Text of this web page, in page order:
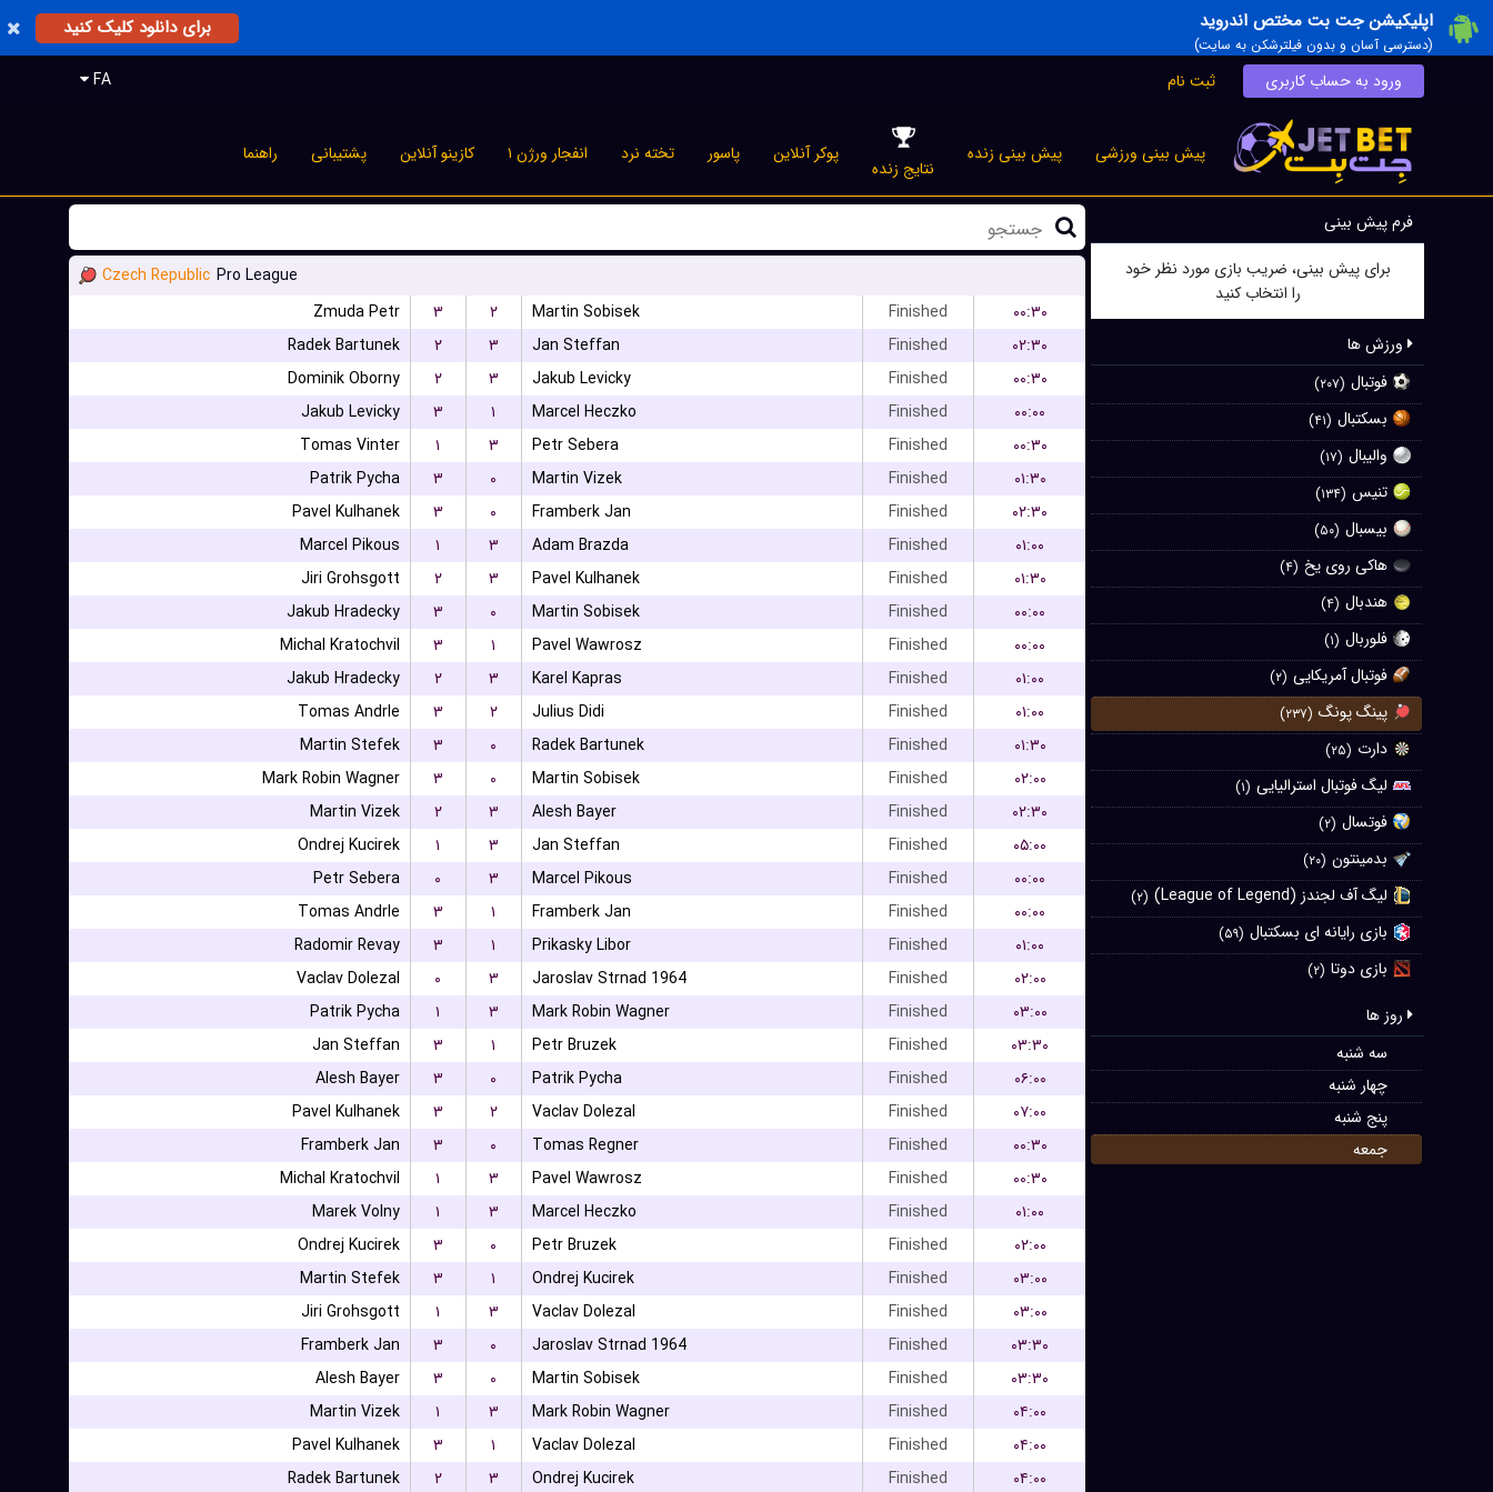
اپلیکیشن جت بت مختص اندروید
(دسترسی آسان و بدون فیلترشکن به سایت)
برای دانلود کلیک کنید
FA ورود به حساب کاربری ثبت نام
پیش بینی ورزشی پیش بینی زنده
نتایج زنده
پوکر آنلاین پاسور تخته نرد انفجار ورژن ۱ کازینو آنلاین پشتیبانی راهنما
فرم پیش بینی
برای پیش بینی، ضریب بازی مورد نظر خود
را انتخاب کنید
ورزش ها
فوتبال (۲۰۷)
بسکتبال (۴۱)
والیبال (۱۷)
تنیس (۱۳۴)
بیسبال (۵۰)
هاکی روی یخ (۴)
هندبال (۴)
فلوربال (۱)
فوتبال آمریکایی (۲)
پینگ پونگ (۲۳۷)
دارت (۲۵)
لیگ فوتبال استرالیایی (۱)
فوتسال (۲)
بدمینتون (۲۰)
لیگ آف لجندز (League of Legend) (۲)
بازی رایانه ای بسکتبال (۵۹)
بازی دوتا (۲)
روز ها
سه شنبه
چهار شنبه
پنج شنبه
جمعه
Czech Republic Pro League
Zmuda Petr
۳ ۲ Martin Sobisek Finished
۰۰:۳۰
Radek Bartunek
۲ ۳ Jan Steffan Finished
۰۲:۳۰
Dominik Oborny
۲ ۳ Jakub Levicky Finished
۰۰:۳۰
Jakub Levicky
۳ ۱ Marcel Heczko Finished
۰۰:۰۰
Tomas Vinter
۱ ۳ Petr Sebera Finished
۰۰:۳۰
Patrik Pycha
۳ ۰ Martin Vizek Finished
۰۱:۳۰
Pavel Kulhanek
۳ ۰ Framberk Jan Finished
۰۲:۳۰
Marcel Pikous
۱ ۳ Adam Brazda Finished
۰۱:۰۰
Jiri Grohsgott
۲ ۳ Pavel Kulhanek Finished
۰۱:۳۰
Jakub Hradecky
۳ ۰ Martin Sobisek Finished
۰۰:۰۰
Michal Kratochvil
۳ ۱ Pavel Wawrosz Finished
۰۰:۰۰
Jakub Hradecky
۲ ۳ Karel Kapras Finished
۰۱:۰۰
Tomas Andrle
۳ ۲ Julius Didi Finished
۰۱:۰۰
Martin Stefek
۳ ۰ Radek Bartunek Finished
۰۱:۳۰
Mark Robin Wagner
۳ ۰ Martin Sobisek Finished
۰۲:۰۰
Martin Vizek
۲ ۳ Alesh Bayer Finished
۰۲:۳۰
Ondrej Kucirek
۱ ۳ Jan Steffan Finished
۰۵:۰۰
Petr Sebera
۰ ۳ Marcel Pikous Finished
۰۰:۰۰
Tomas Andrle
۳ ۱ Framberk Jan Finished
۰۰:۰۰
Radomir Revay
۳ ۱ Prikasky Libor Finished
۰۱:۰۰
Vaclav Dolezal
۰ ۳ Jaroslav Strnad 1964 Finished
۰۲:۰۰
Patrik Pycha
۱ ۳ Mark Robin Wagner Finished
۰۳:۰۰
Jan Steffan
۳ ۱ Petr Bruzek Finished
۰۳:۳۰
Alesh Bayer
۳ ۰ Patrik Pycha Finished
۰۶:۰۰
Pavel Kulhanek
۳ ۲ Vaclav Dolezal Finished
۰۷:۰۰
Framberk Jan
۳ ۰ Tomas Regner Finished
۰۰:۳۰
Michal Kratochvil
۱ ۳ Pavel Wawrosz Finished
۰۰:۳۰
Marek Volny
۱ ۳ Marcel Heczko Finished
۰۱:۰۰
Ondrej Kucirek
۳ ۰ Petr Bruzek Finished
۰۲:۰۰
Martin Stefek
۳ ۱ Ondrej Kucirek Finished
۰۳:۰۰
Jiri Grohsgott
۱ ۳ Vaclav Dolezal Finished
۰۳:۰۰
Framberk Jan
۳ ۰ Jaroslav Strnad 1964 Finished
۰۳:۳۰
Alesh Bayer
۳ ۰ Martin Sobisek Finished
۰۳:۳۰
Martin Vizek
۱ ۳ Mark Robin Wagner Finished
۰۴:۰۰
Pavel Kulhanek
۳ ۱ Vaclav Dolezal Finished
۰۴:۰۰
Radek Bartunek
۲ ۳ Ondrej Kucirek Finished
۰۴:۰۰